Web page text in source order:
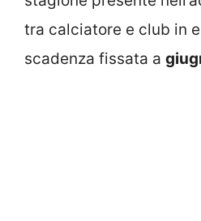
tra calciatore e club in
scadenza fissata a